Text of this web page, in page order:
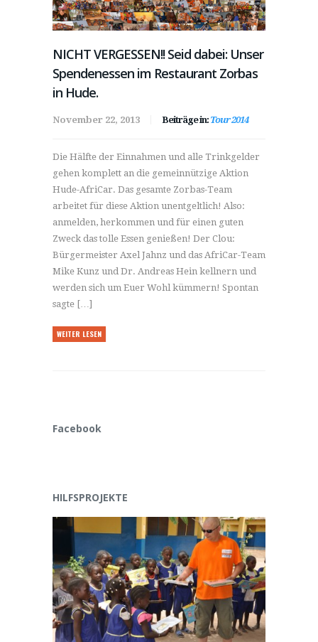
NICHT VERGESSEN!! Seid dabei: Unser
Spendenessen im Restaurant Zorbas
in Hude.
November 22, 2013 Beiträge in: Tour 2014
Die Hälfte der Einnahmen und alle Trinkgelder
gehen komplett an die gemeinnützige Aktion
Hude-AfriCar. Das gesamte Zorbas-Team
arbeitet für diese Aktion unentgeltlich! Also:
anmelden, herkommen und für einen guten
Zweck das tolle Essen genießen! Der Clou:
Bürgermeister Axel Jahnz und das AfriCar-Team
Mike Kunz und Dr. Andreas Hein kellnern und
werden sich um Euer Wohl kümmern! Spontan
sagte […]
WEITER LESEN
Facebook
HILFSPROJEKTE